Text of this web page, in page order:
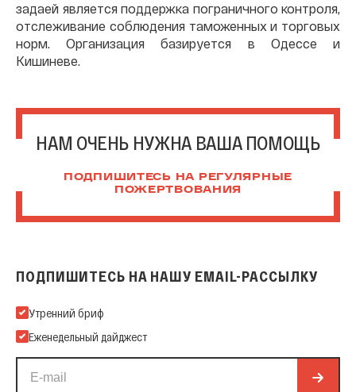
задаей является поддержка пограничного контроля,
отслеживание соблюдения таможенных и торговых
норм. Организация базируется в Одессе и
Кишиневе.
НАМ ОЧЕНЬ НУЖНА ВАША ПОМОЩЬ
ПОДПИШИТЕСЬ НА РЕГУЛЯРНЫЕ
ПОЖЕРТВОВАНИЯ
ПОДПИШИТЕСЬ НА НАШУ EMAIL-РАССЫЛКУ
Подпишитесь на нашу Email-рассылку
Утренний бриф
Еженедельный дайджест